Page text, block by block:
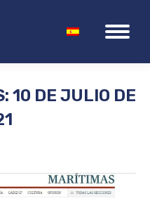
10 DE JULIO DE